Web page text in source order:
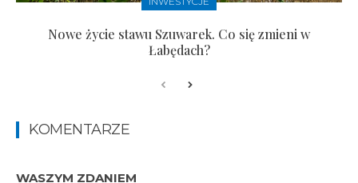
Nowe życie stawu Szuwarek. Co się zmieni w
Łabędach?
KOMENTARZE
WASZYM ZDANIEM